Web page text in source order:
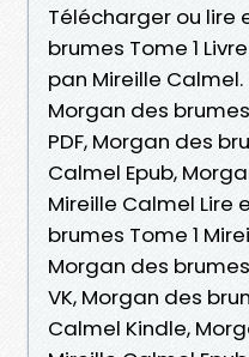
Télécharger ou lire
brumes Tome 1
pan Mireille Calmel.
Morgan des
PDF, Morgan des
Calmel Epub,
Mireille Calmel Lire
brumes Tome 1
Morgan des
VK, Morgan des
Calmel Kindle,